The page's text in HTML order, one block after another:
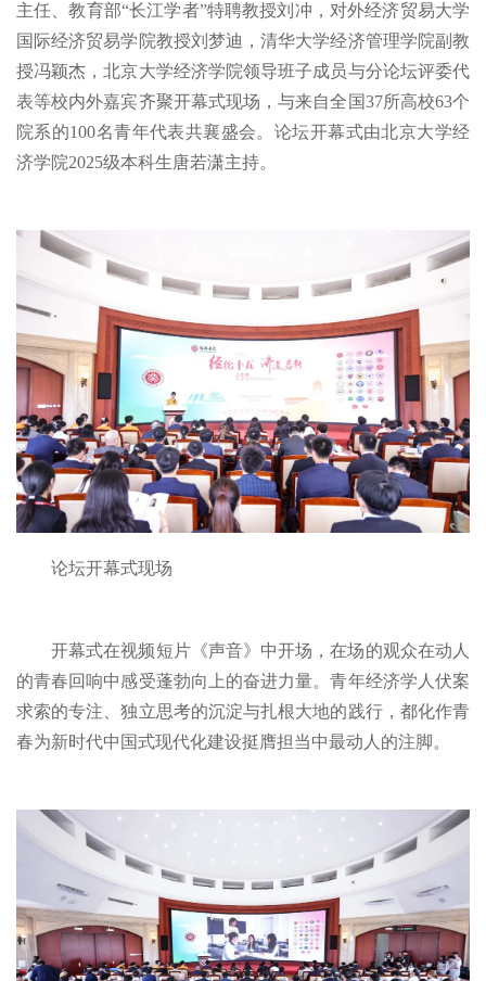
主任、教育部“长江学者”特聘教授刘冲，对外经济贸易大学
国际经济贸易学院教授刘梦迪，清华大学经济管理学院副教
授冯颖杰，北京大学经济学院领导班子成员与分论坛评委代
表等校内外嘉宾齐聚开幕式现场，与来自全国37所高校63个
院系的100名青年代表共襄盛会。论坛开幕式由北京大学经
济学院2025级本科生唐若潇主持。
论坛开幕式现场
开幕式在视频短片《声音》中开场，在场的观众在动人
的青春回响中感受蓬勃向上的奋进力量。青年经济学人伏案
求索的专注、独立思考的沉淀与扎根大地的践行，都化作青
春为新时代中国式现代化建设挺膺担当中最动人的注脚。